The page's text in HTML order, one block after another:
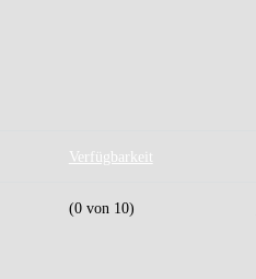
Verfügbarkeit
(0 von 10)